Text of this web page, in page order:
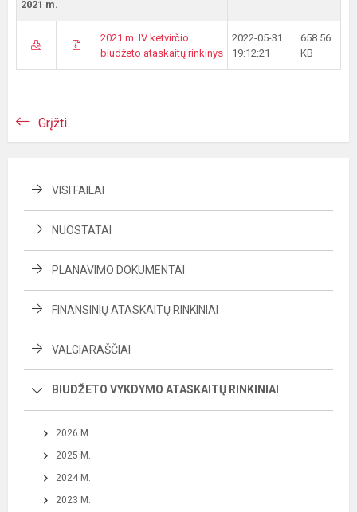
2021 m.
2021 m. IV ketvirčio
biudžeto ataskaitų rinkinys
2022-05-31
19:12:21
658.56
KB
Grįžti
VISI FAILAI
NUOSTATAI
PLANAVIMO DOKUMENTAI
FINANSINIŲ ATASKAITŲ RINKINIAI
VALGIARAŠČIAI
BIUDŽETO VYKDYMO ATASKAITŲ RINKINIAI
2026 M.
2025 M.
2024 M.
2023 M.